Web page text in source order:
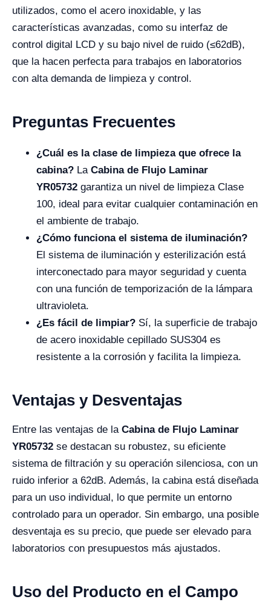
utilizados, como el acero inoxidable, y las
características avanzadas, como su interfaz de
control digital LCD y su bajo nivel de ruido (≤62dB),
que la hacen perfecta para trabajos en laboratorios
con alta demanda de limpieza y control.
Preguntas Frecuentes
¿Cuál es la clase de limpieza que ofrece la
cabina? La Cabina de Flujo Laminar
YR05732 garantiza un nivel de limpieza Clase
100, ideal para evitar cualquier contaminación en
el ambiente de trabajo.
¿Cómo funciona el sistema de iluminación?
El sistema de iluminación y esterilización está
interconectado para mayor seguridad y cuenta
con una función de temporización de la lámpara
ultravioleta.
¿Es fácil de limpiar? Sí, la superficie de trabajo
de acero inoxidable cepillado SUS304 es
resistente a la corrosión y facilita la limpieza.
Ventajas y Desventajas
Entre las ventajas de la Cabina de Flujo Laminar
YR05732 se destacan su robustez, su eficiente
sistema de filtración y su operación silenciosa, con un
ruido inferior a 62dB. Además, la cabina está diseñada
para un uso individual, lo que permite un entorno
controlado para un operador. Sin embargo, una posible
desventaja es su precio, que puede ser elevado para
laboratorios con presupuestos más ajustados.
Uso del Producto en el Campo